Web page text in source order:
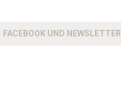
FACEBOOK UND NEWSLETTER